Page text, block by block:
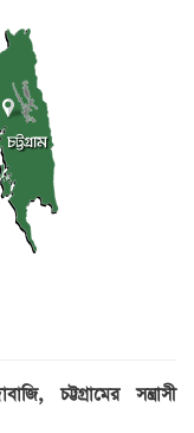
চট্টগ্রামের সন্ত্রাসী